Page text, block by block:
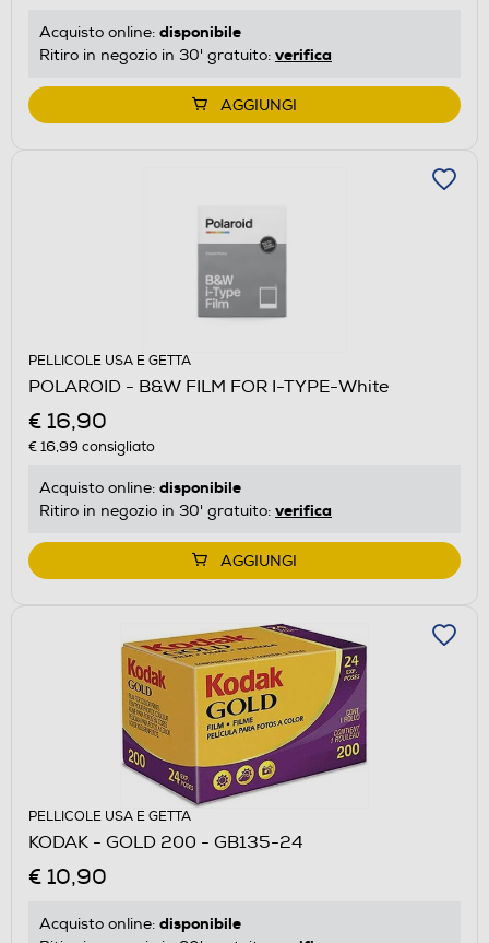
Acquisto online: disponibile
Ritiro in negozio in 30' gratuito: verifica
AGGIUNGI
PELLICOLE USA E GETTA
POLAROID - B&W FILM FOR I-TYPE-White
€ 16,90
€ 16,99 consigliato
Acquisto online: disponibile
Ritiro in negozio in 30' gratuito: verifica
AGGIUNGI
PELLICOLE USA E GETTA
KODAK - GOLD 200 - GB135-24
€ 10,90
Acquisto online: disponibile